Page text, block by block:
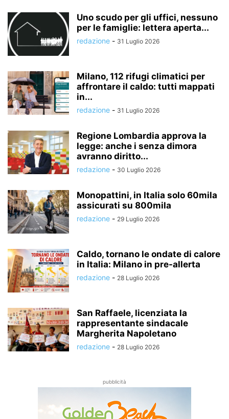
Uno scudo per gli uffici, nessuno
per le famiglie: lettera aperta...
redazione - 31 Luglio 2026
Milano, 112 rifugi climatici per
affrontare il caldo: tutti mappati
in...
redazione - 31 Luglio 2026
Regione Lombardia approva la
legge: anche i senza dimora
avranno diritto...
redazione - 30 Luglio 2026
Monopattini, in Italia solo 60mila
assicurati su 800mila
redazione - 29 Luglio 2026
Caldo, tornano le ondate di calore
in Italia: Milano in pre-allerta
redazione - 28 Luglio 2026
San Raffaele, licenziata la
rappresentante sindacale
Margherita Napoletano
redazione - 28 Luglio 2026
pubblicità